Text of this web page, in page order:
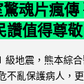
魂片瘋傳
讚值得尊敬
級地震，熊本綜
不亂保護病人，